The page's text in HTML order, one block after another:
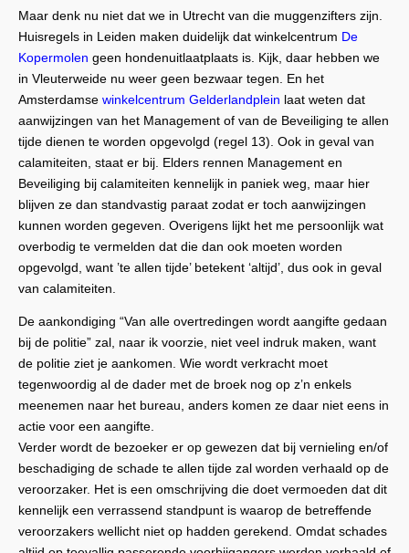
Maar denk nu niet dat we in Utrecht van die muggenzifters zijn.
Huisregels in Leiden maken duidelijk dat winkelcentrum De
Kopermolen geen hondenuitlaatplaats is. Kijk, daar hebben we
in Vleuterweide nu weer geen bezwaar tegen. En het
Amsterdamse winkelcentrum Gelderlandplein laat weten dat
aanwijzingen van het Management of van de Beveiliging te allen
tijde dienen te worden opgevolgd (regel 13). Ook in geval van
calamiteiten, staat er bij. Elders rennen Management en
Beveiliging bij calamiteiten kennelijk in paniek weg, maar hier
blijven ze dan standvastig paraat zodat er toch aanwijzingen
kunnen worden gegeven. Overigens lijkt het me persoonlijk wat
overbodig te vermelden dat die dan ook moeten worden
opgevolgd, want ’te allen tijde’ betekent ‘altijd’, dus ook in geval
van calamiteiten.
De aankondiging “Van alle overtredingen wordt aangifte gedaan
bij de politie” zal, naar ik voorzie, niet veel indruk maken, want
de politie ziet je aankomen. Wie wordt verkracht moet
tegenwoordig al de dader met de broek nog op z’n enkels
meenemen naar het bureau, anders komen ze daar niet eens in
actie voor een aangifte.
Verder wordt de bezoeker er op gewezen dat bij vernieling en/of
beschadiging de schade te allen tijde zal worden verhaald op de
veroorzaker. Het is een omschrijving die doet vermoeden dat dit
kennelijk een verrassend standpunt is waarop de betreffende
veroorzakers wellicht niet op hadden gerekend. Omdat schades